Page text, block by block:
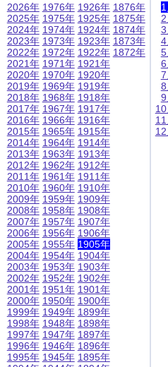
2026年
2025年
2024年
2023年
2022年
2021年
2020年
2019年
2018年
2017年
2016年
2015年
2014年
2013年
2012年
2011年
2010年
2009年
2008年
2007年
2006年
2005年
2004年
2003年
2002年
2001年
2000年
1999年
1998年
1997年
1996年
1995年
1976年
1975年
1974年
1973年
1972年
1971年
1970年
1969年
1968年
1967年
1966年
1965年
1964年
1963年
1962年
1961年
1960年
1959年
1958年
1957年
1956年
1955年
1954年
1953年
1952年
1951年
1950年
1949年
1948年
1947年
1946年
1945年
1926年
1925年
1924年
1923年
1922年
1921年
1920年
1919年
1918年
1917年
1916年
1915年
1914年
1913年
1912年
1911年
1910年
1909年
1908年
1907年
1906年
1905年
1904年
1903年
1902年
1901年
1900年
1899年
1898年
1897年
1896年
1895年
1876年
1875年
1874年
1873年
1872年